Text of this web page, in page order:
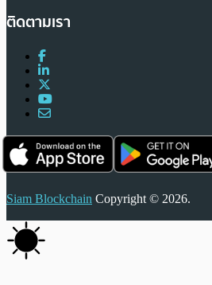
ติดตามเรา
Siam Blockchain Copyright © 2026.